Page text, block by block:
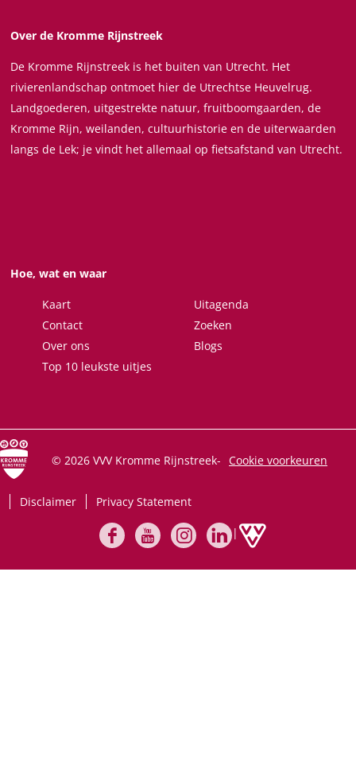
t
e
l
t
Over de Kromme Rijnstreek
De Kromme Rijnstreek is het buiten van Utrecht. Het
rivierenlandschap ontmoet hier de Utrechtse Heuvelrug.
Landgoederen, uitgestrekte natuur, fruitboomgaarden, de
Kromme Rijn, weilanden, cultuurhistorie en de uiterwaarden
langs de Lek; je vindt het allemaal op fietsafstand van Utrecht.
Hoe, wat en waar
Kaart
Uitagenda
Contact
Zoeken
Over ons
Blogs
Top 10 leukste uitjes
© 2026 VVV Kromme Rijnstreek- Cookie voorkeuren
Disclaimer Privacy Statement
|